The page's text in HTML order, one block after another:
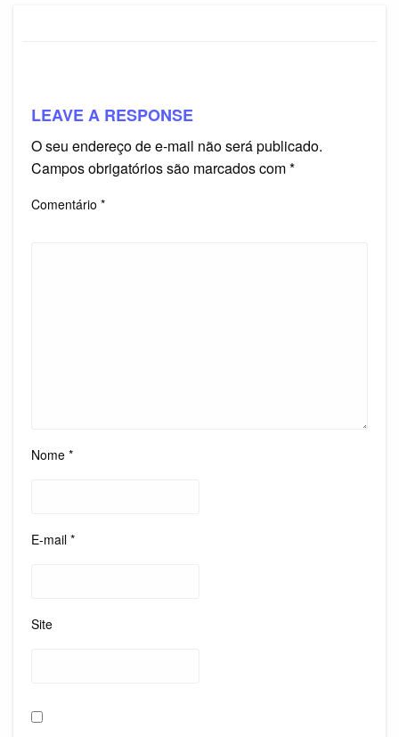
LEAVE A RESPONSE
O seu endereço de e-mail não será publicado.
Campos obrigatórios são marcados com*
Comentário *
Nome *
E-mail *
Site